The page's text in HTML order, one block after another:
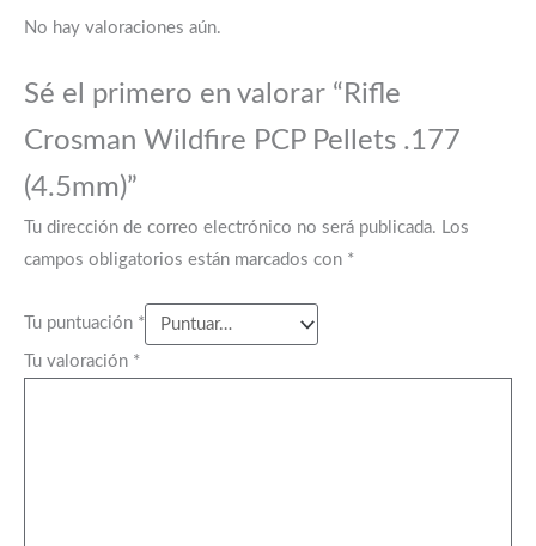
No hay valoraciones aún.
Sé el primero en valorar “Rifle
Crosman Wildfire PCP Pellets .177
(4.5mm)”
Tu dirección de correo electrónico no será publicada. Los
campos obligatorios están marcados con *
Tu puntuación *
Tu valoración *